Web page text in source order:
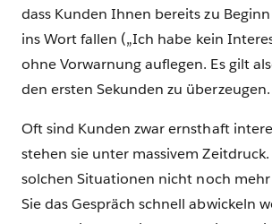
dass Kunden Ihnen bereits zu
ins Wort fallen („Ich habe kein
ohne Vorwarnung auflegen. Es gilt
den ersten Sekunden zu überzeugen.
Oft sind Kunden zwar ernsthaft
stehen sie unter massivem Zeitdruck.
solchen Situationen nicht noch
Sie das Gespräch schnell abwickeln